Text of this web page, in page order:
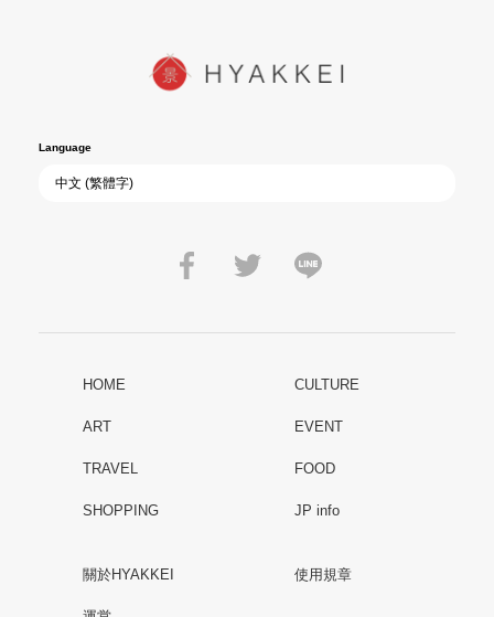
Language
HOME CULTURE
ART EVENT
TRAVEL FOOD
SHOPPING JP info
關於HYAKKEI 使用規章